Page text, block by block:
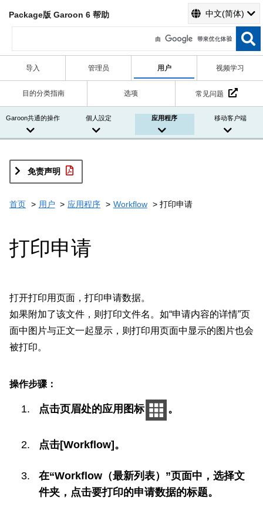
Package版 Garoon 6 帮助 中文(简体)
导入 管理员 用户 视频学习
目的分类指南 选项 常见问题
Garoon共通的操作 個人設定 应用程序 移动客户端
免责声明
首页 用户 应用程序 Workflow 打印申请
打印申请
打开打印用页面，打印申请数据。
如果附加了该文件，则打印文件名。如“申请内容的详情”页
面中图片与正文一起显示，则打印用页面中显示的图片也会
被打印。
操作步骤：
点击页眉处的应用图标 。
点击[Workflow]。
在“Workflow（最新列表）”页面中，选择文
件夹，点击要打印的申请数据的标题。